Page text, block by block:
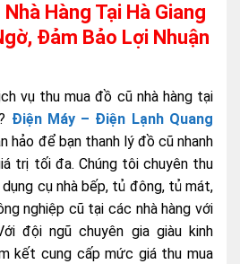
Hàng Tại Hà Giang
Đảm Bảo Lợi Nhuận
vụ thu mua đồ cũ nhà hàng tại
Điện Máy – Điện Lạnh Quang
hảo để bạn thanh lý đồ cũ nhanh
trị tối đa. Chúng tôi chuyên thu
cụ nhà bếp, tủ đông, tủ mát,
nghiệp cũ tại các nhà hàng với
đội ngũ chuyên gia giàu kinh
kết cung cấp mức giá thu mua